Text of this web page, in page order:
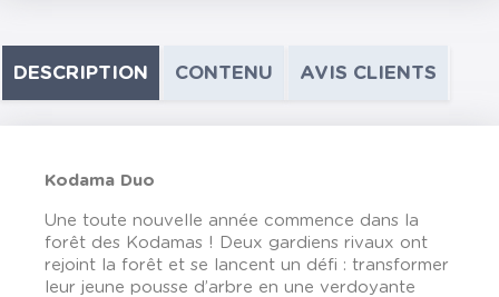
DESCRIPTION CONTENU AVIS CLIENTS
Kodama Duo
Une toute nouvelle année commence dans la
forêt des Kodamas ! Deux gardiens rivaux ont
rejoint la forêt et se lancent un défi : transformer
leur jeune pousse d’arbre en une verdoyante